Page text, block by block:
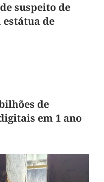
suspeito de
de
de
em 1 ano